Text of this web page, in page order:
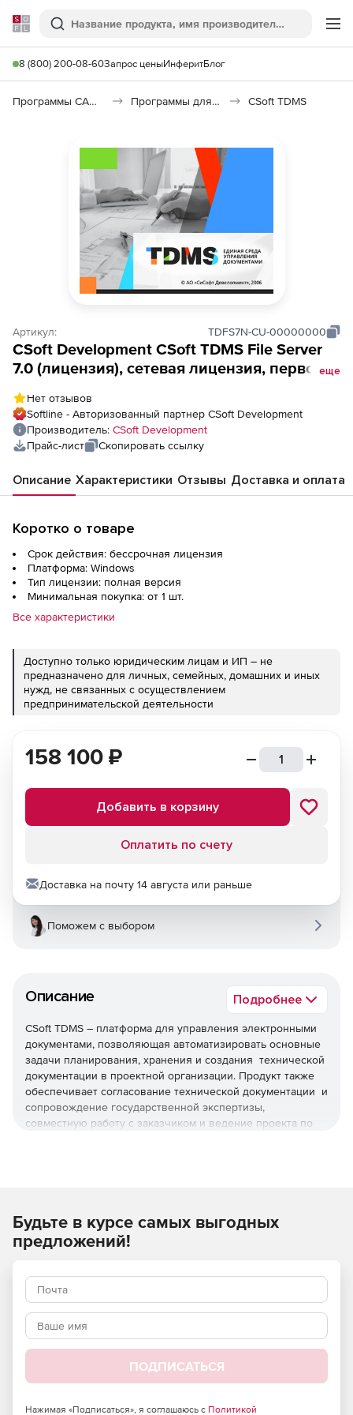
Softline
Поиск
8 (800) 200-08-60Запрос ценыИнферитБлог
Программы САПР и ГИС Программы для документооборота CSoft TDMS
Артикул: TDFS7N-CU-00000000
CSoft Development CSoft TDMS File Server
7.0 (лицензия), сетевая лицензия, первоееще
Нет отзывов
Softline - Авторизованный партнер CSoft Development
Производитель: CSoft Development
Прайс-лист
Скопировать ссылку
Описание Характеристики Отзывы Доставка и оплата
Коротко о товаре
Срок действия: бессрочная лицензия
Платформа: Windows
Тип лицензии: полная версия
Минимальная покупка: от 1 шт.
Все характеристики
Доступно только юридическим лицам и ИП – не
предназначено для личных, семейных, домашних и иных
нужд, не связанных с осуществлением
предпринимательской деятельности
Описание Подробнее
CSoft TDMS – платформа для управления электронными
документами, позволяющая автоматизировать основные
задачи планирования, хранения и создания технической
документации в проектной организации. Продукт также
обеспечивает согласование технической документации и
сопровождение государственной экспертизы,
совместную работу с заказчиком и ведение проекта по
Основные преимущества
Работа с СУБД Postgre SQL, СУБД Postgres Pro,
Microsoft SQL Server, Oracle.
Открытый интерфейс с возможностью интеграции
Единая среда с возможностью совместной разработки
158 100 ₽
Добавить в корзину
Оплатить по счету
Доставка на почту 14 августа или раньше
Поможем с выбором
Будьте в курсе самых выгодных
предложений!
ПОДПИСАТЬСЯ
Нажимая «Подписаться», я соглашаюсь с Политикой